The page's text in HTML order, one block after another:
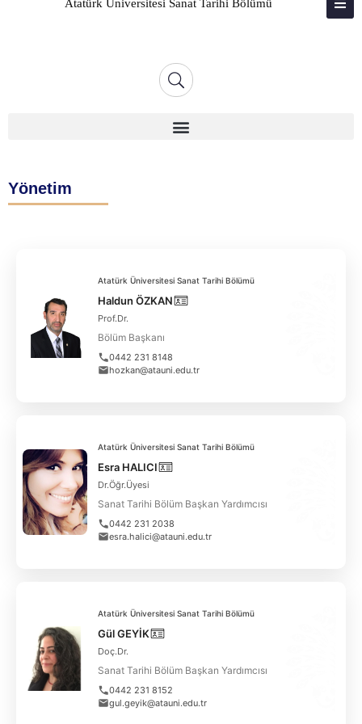
Atatürk Üniversitesi Sanat Tarihi Bölümü
Yönetim
Atatürk Üniversitesi Sanat Tarihi Bölümü
Haldun ÖZKAN
Prof.Dr.
Bölüm Başkanı
0442 231 8148
hozkan@atauni.edu.tr
Atatürk Üniversitesi Sanat Tarihi Bölümü
Esra HALICI
Dr.Öğr.Üyesi
Sanat Tarihi Bölüm Başkan Yardımcısı
0442 231 2038
esra.halici@atauni.edu.tr
Atatürk Üniversitesi Sanat Tarihi Bölümü
Gül GEYİK
Doç.Dr.
Sanat Tarihi Bölüm Başkan Yardımcısı
0442 231 8152
gul.geyik@atauni.edu.tr